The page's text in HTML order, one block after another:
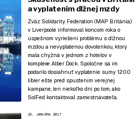
a vyplatením dlžnej mzdy
Zväz Solidarity Federation (MAP Británia)
v Liverpoole informoval koncom roka o
úspešnom vyriešení problému s dlžnou
mzdou a nevyplatenou dovolenkou, ktorý
mala chyžná v jednom z hotelov v
komplexe Alber Dock. Spoločne sa im
podarilo dosiahnuť vyplatenie sumy 1200
libier ešte pred spustením verejnej
kampane, len niekoľko dní po tom, ako
SolFed kontaktoval zamestnávateľa.
16. JANUÁRA 2017